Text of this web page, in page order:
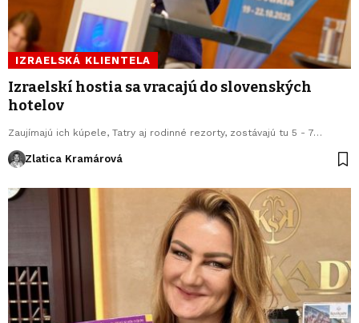
IZRAELSKÁ KLIENTELA
Izraelskí hostia sa vracajú do slovenských
hotelov
Zaujímajú ich kúpele, Tatry aj rodinné rezorty, zostávajú tu 5 - 7…
Zlatica Kramárová